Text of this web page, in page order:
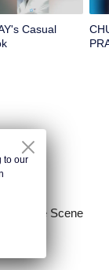
Casual
the Scene
to our